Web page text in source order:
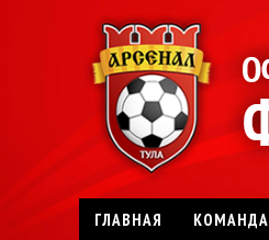
ГЛАВНАЯ КОМАНДА